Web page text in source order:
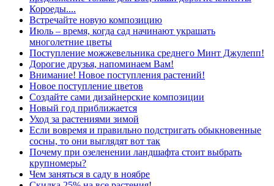
Короеды....
Встречайте новую композицию
Июль – время, когда сад начинают украшать
многолетние цветы
Поступление можжевельника среднего Минт Джулепп!
Дорогие друзья, напоминаем Вам!
Внимание! Новое поступления растений!
Новое поступление цветов
Создайте сами дизайнерские композиции
Новый год приближается
Уход за растениями зимой
Если вовремя и правильно подстригать обыкновенные
сосны, то они выглядят вот так
Почему при озеленении ландшафта стоит выбрать
крупномеры?
Чем заняться в саду в ноябре